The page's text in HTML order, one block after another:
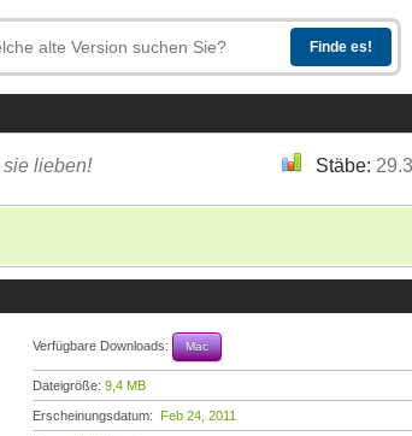
lieben! Stäbe:
Verfügbare Downloads: Mac
Dateigröße: 9,4 MB
Erscheinungsdatum: Feb 24, 2011